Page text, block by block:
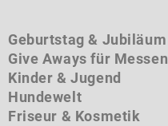
Geburtstag & Jubiläum
Give Aways für Messen
Kinder & Jugend
Hundewelt
Friseur & Kosmetik